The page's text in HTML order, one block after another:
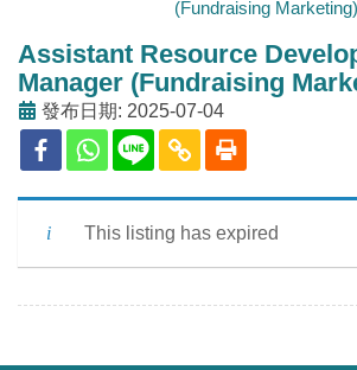
(Fundraising Marketing)
Assistant Resource
Manager (Fundraising
發布日期: 2025-07-04
This listing has expired